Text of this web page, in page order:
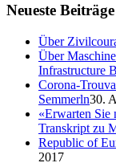
Neueste Beiträge
Über
Über
Infrastructure
Corona-
Semmerln30.
«Erwarten Sie
Transkript zu
Republic of
2017